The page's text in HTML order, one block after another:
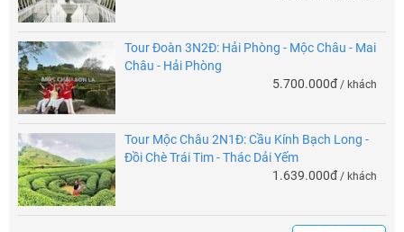
Tour Đoàn 3N2Đ: Hải Phòng - Mộc Châu - Mai
Châu - Hải Phòng
5.700.000đ / khách
Tour Mộc Châu 2N1Đ: Cầu Kính Bạch Long -
Đồi Chè Trái Tim - Thác Dải Yếm
1.639.000đ / khách